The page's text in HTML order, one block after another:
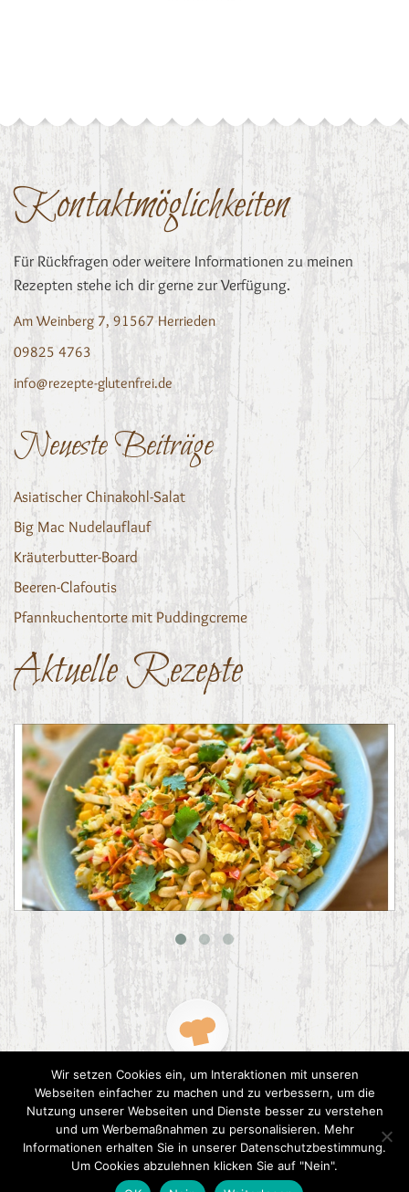
Kontaktmöglichkeiten
Für Rückfragen oder weitere Informationen zu meinen
Rezepten stehe ich dir gerne zur Verfügung.
Am Weinberg 7, 91567 Herrieden
09825 4763
info@rezepte-glutenfrei.de
Neueste Beiträge
Asiatischer Chinakohl-Salat
Big Mac Nudelauflauf
Kräuterbutter-Board
Beeren-Clafoutis
Pfannkuchentorte mit Puddingcreme
Aktuelle Rezepte
Asiatischer Chinakohl-Salat
2015 CookPress. All right reserved.Datenschutz
Wir setzen Cookies ein, um Interaktionen mit unseren
Webseiten einfacher zu machen und zu verbessern, um die
Nutzung unserer Webseiten und Dienste besser zu verstehen
und um Werbemaßnahmen zu personalisieren. Mehr
Informationen erhalten Sie in unserer Datenschutzbestimmung.
Um Cookies abzulehnen klicken Sie auf "Nein".